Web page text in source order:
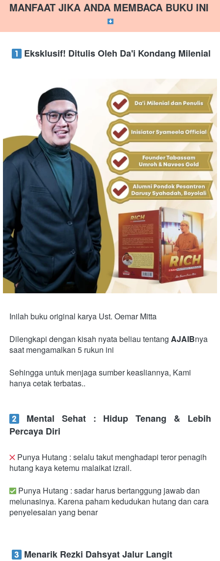
Eksklusif! Ditulis Oleh Da'i Kondang Milenial
Inilah buku original karya Ust. Oemar Mitta
Dilengkapi dengan kisah nyata beliau tentang AJAIBnya
saat mengamalkan 5 rukun ini
Sehingga untuk menjaga sumber keasliannya, Kami
hanya cetak terbatas..
Mental Sehat : Hidup Tenang & Lebih
Percaya Diri
Punya Hutang : selalu takut menghadapi teror penagih
hutang kaya ketemu malaikat izrail.
Punya Hutang : sadar harus bertanggung jawab dan
melunasinya. Karena paham kedudukan hutang dan cara
penyelesaian yang benar
Menarik Rezki Dahsyat Jalur Langit